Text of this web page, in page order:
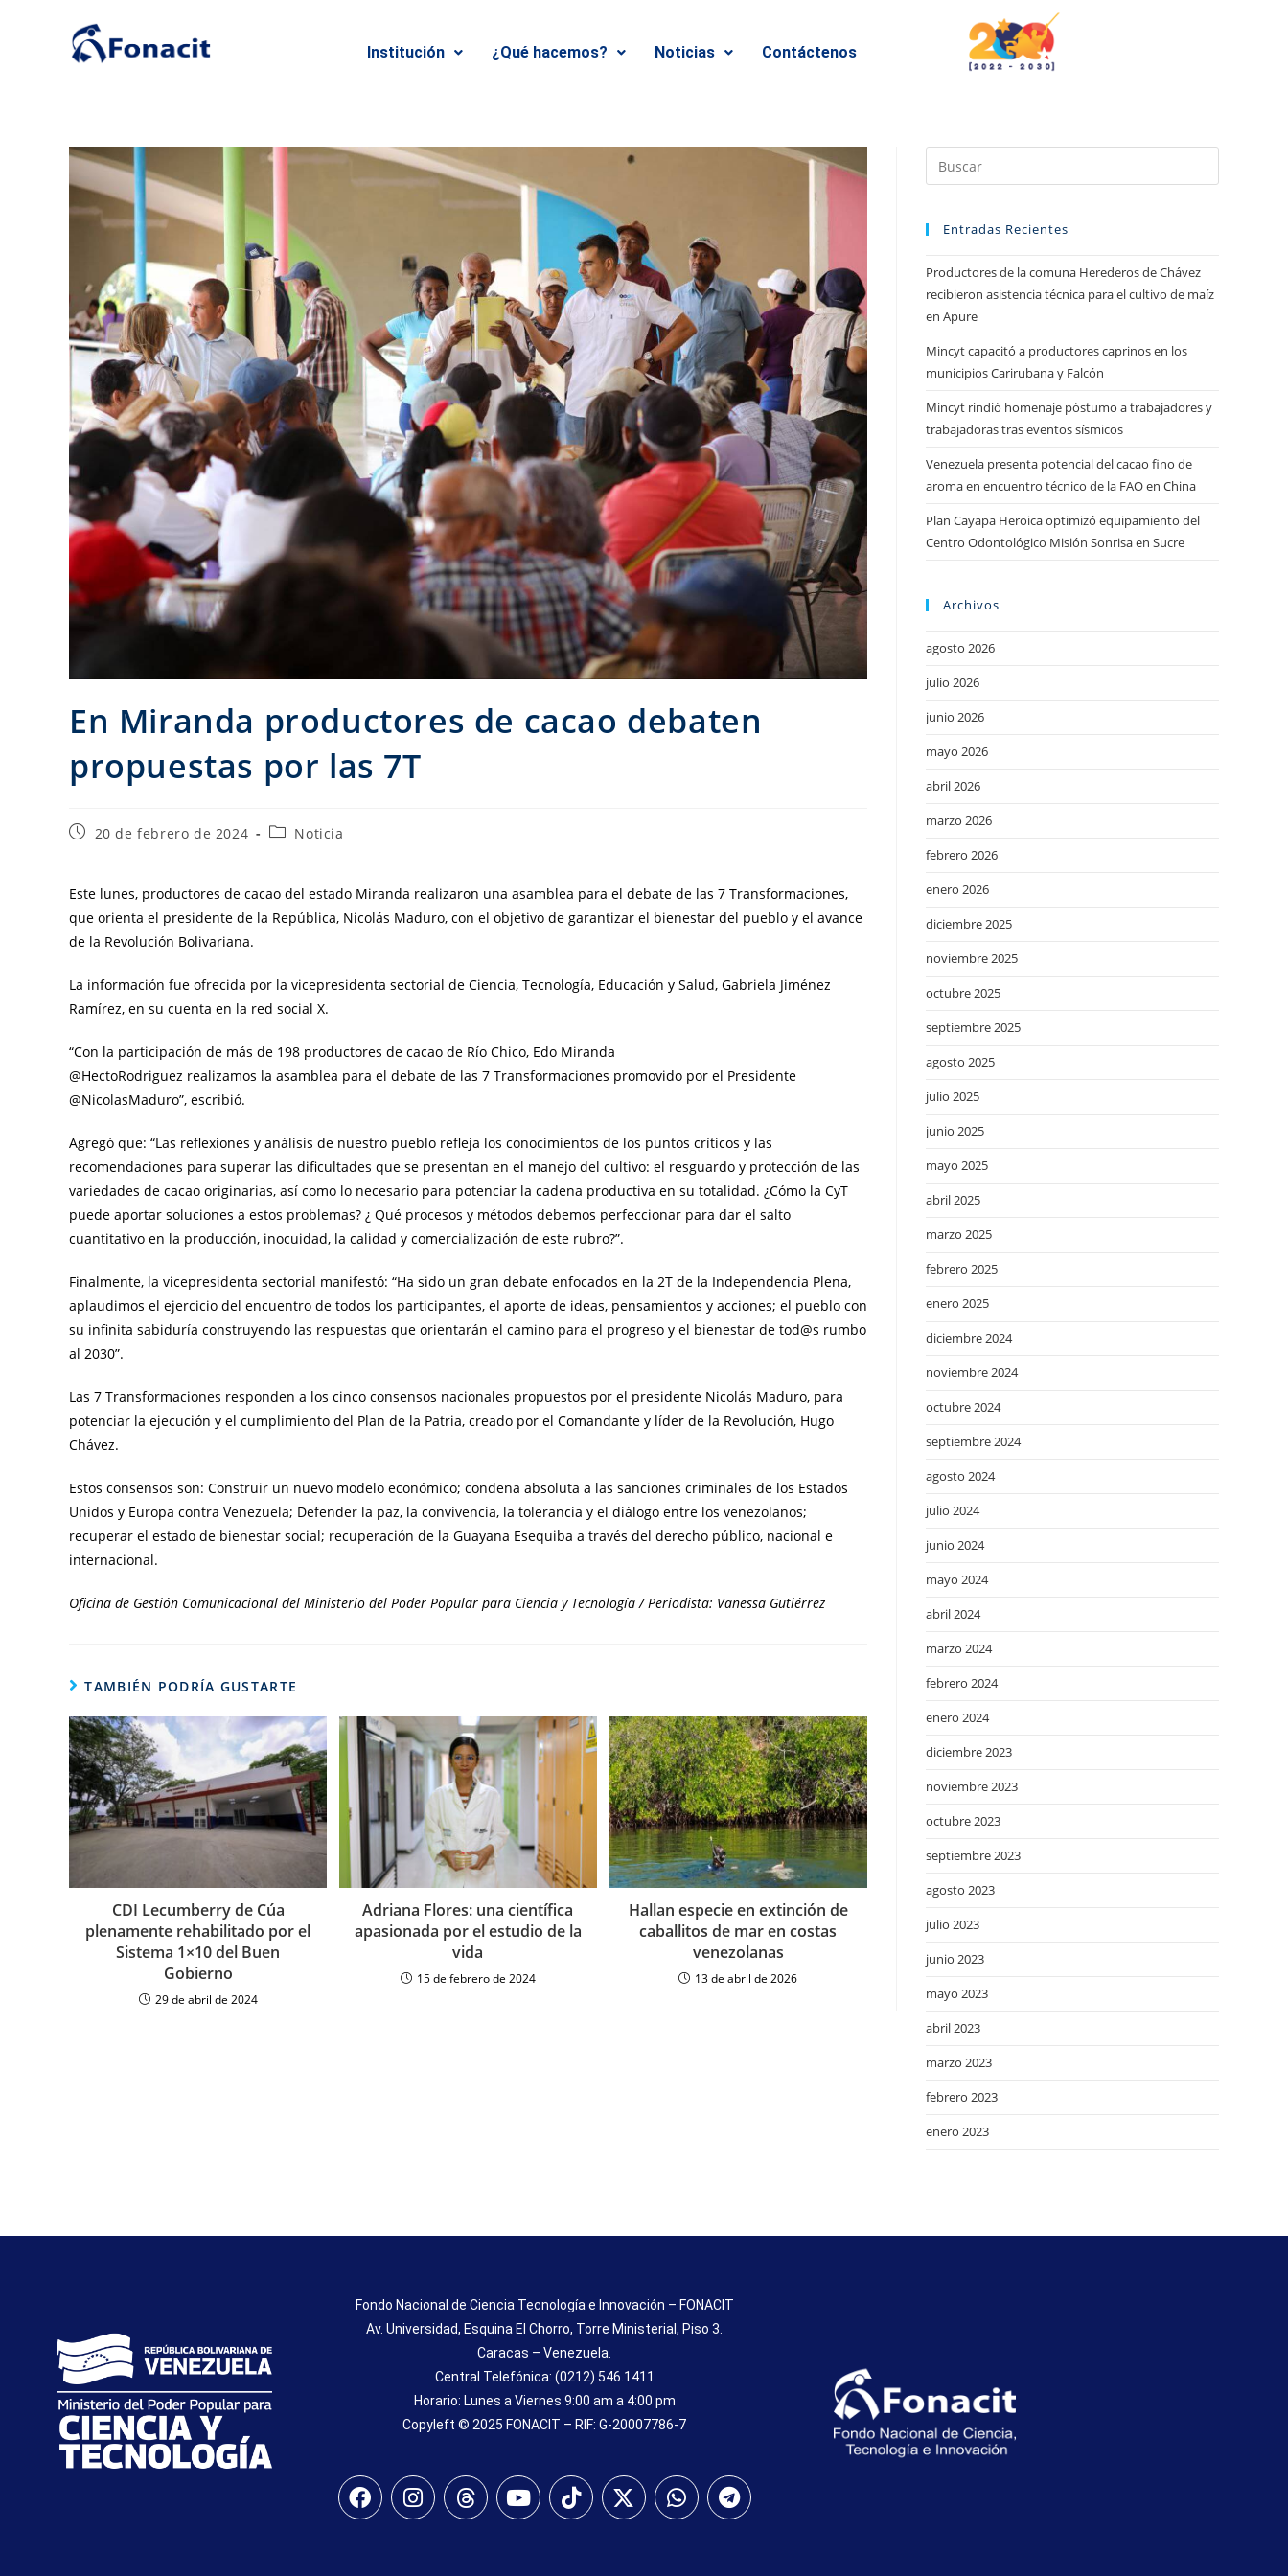
Institución ¿Qué hacemos? Noticias Contáctenos
En Miranda productores de cacao debaten
propuestas por las 7T
20 de febrero de 2024 Noticia
Este lunes, productores de cacao del estado Miranda realizaron una asamblea para el debate de las 7 Transformaciones,
que orienta el presidente de la República, Nicolás Maduro, con el objetivo de garantizar el bienestar del pueblo y el avance
de la Revolución Bolivariana.
La información fue ofrecida por la vicepresidenta sectorial de Ciencia, Tecnología, Educación y Salud, Gabriela Jiménez
Ramírez, en su cuenta en la red social X.
“Con la participación de más de 198 productores de cacao de Río Chico, Edo Miranda
@HectoRodriguez realizamos la asamblea para el debate de las 7 Transformaciones promovido por el Presidente
@NicolasMaduro”, escribió.
Agregó que: “Las reflexiones y análisis de nuestro pueblo refleja los conocimientos de los puntos críticos y las
recomendaciones para superar las dificultades que se presentan en el manejo del cultivo: el resguardo y protección de las
variedades de cacao originarias, así como lo necesario para potenciar la cadena productiva en su totalidad. ¿Cómo la CyT
puede aportar soluciones a estos problemas? ¿ Qué procesos y métodos debemos perfeccionar para dar el salto
cuantitativo en la producción, inocuidad, la calidad y comercialización de este rubro?”.
Finalmente, la vicepresidenta sectorial manifestó: “Ha sido un gran debate enfocados en la 2T de la Independencia Plena,
aplaudimos el ejercicio del encuentro de todos los participantes, el aporte de ideas, pensamientos y acciones; el pueblo con
su infinita sabiduría construyendo las respuestas que orientarán el camino para el progreso y el bienestar de tod@s rumbo
al 2030”.
Las 7 Transformaciones responden a los cinco consensos nacionales propuestos por el presidente Nicolás Maduro, para
potenciar la ejecución y el cumplimiento del Plan de la Patria, creado por el Comandante y líder de la Revolución, Hugo
Chávez.
Estos consensos son: Construir un nuevo modelo económico; condena absoluta a las sanciones criminales de los Estados
Unidos y Europa contra Venezuela; Defender la paz, la convivencia, la tolerancia y el diálogo entre los venezolanos;
recuperar el estado de bienestar social; recuperación de la Guayana Esequiba a través del derecho público, nacional e
internacional.
Oficina de Gestión Comunicacional del Ministerio del Poder Popular para Ciencia y Tecnología / Periodista: Vanessa Gutiérrez
TAMBIÉN PODRÍA GUSTARTE
CDI Lecumberry de Cúa
plenamente rehabilitado por el
Sistema 1×10 del Buen
Gobierno
29 de abril de 2024
Adriana Flores: una científica
apasionada por el estudio de la
vida
15 de febrero de 2024
Hallan especie en extinción de
caballitos de mar en costas
venezolanas
13 de abril de 2026
Entradas Recientes
Productores de la comuna Herederos de Chávez
recibieron asistencia técnica para el cultivo de maíz
en Apure
Mincyt capacitó a productores caprinos en los
municipios Carirubana y Falcón
Mincyt rindió homenaje póstumo a trabajadores y
trabajadoras tras eventos sísmicos
Venezuela presenta potencial del cacao fino de
aroma en encuentro técnico de la FAO en China
Plan Cayapa Heroica optimizó equipamiento del
Centro Odontológico Misión Sonrisa en Sucre
Archivos
agosto 2026
julio 2026
junio 2026
mayo 2026
abril 2026
marzo 2026
febrero 2026
enero 2026
diciembre 2025
noviembre 2025
octubre 2025
septiembre 2025
agosto 2025
julio 2025
junio 2025
mayo 2025
abril 2025
marzo 2025
febrero 2025
enero 2025
diciembre 2024
noviembre 2024
octubre 2024
septiembre 2024
agosto 2024
julio 2024
junio 2024
mayo 2024
abril 2024
marzo 2024
febrero 2024
enero 2024
diciembre 2023
noviembre 2023
octubre 2023
septiembre 2023
agosto 2023
julio 2023
junio 2023
mayo 2023
abril 2023
marzo 2023
febrero 2023
enero 2023
Fondo Nacional de Ciencia Tecnología e Innovación – FONACIT
Av. Universidad, Esquina El Chorro, Torre Ministerial, Piso 3.
Caracas – Venezuela.
Central Telefónica: (0212) 546.1411
Horario: Lunes a Viernes 9:00 am a 4:00 pm
Copyleft © 2025 FONACIT – RIF: G-20007786-7